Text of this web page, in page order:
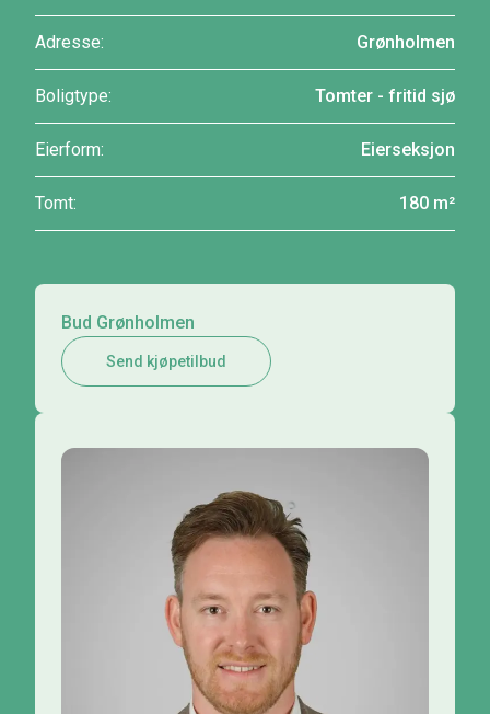
Adresse: Grønholmen
Boligtype: Tomter - fritid sjø
Eierform: Eierseksjon
Tomt: 180 m²
Bud Grønholmen
Send kjøpetilbud